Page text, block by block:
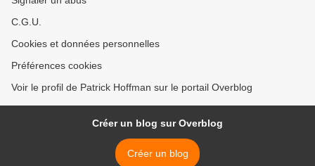
C.G.U.
Cookies et données personnelles
Préférences cookies
Voir le profil de Patrick Hoffman sur le portail Overblog
Créer un blog sur Overblog
Créer un blog